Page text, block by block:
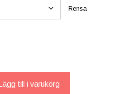
Rensa
Lägg till i varukorg